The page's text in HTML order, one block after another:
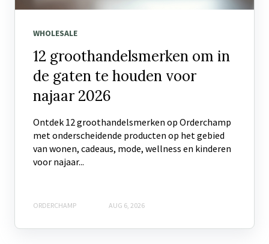
WHOLESALE
12 groothandelsmerken om in
de gaten te houden voor
najaar 2026
Ontdek 12 groothandelsmerken op Orderchamp
met onderscheidende producten op het gebied
van wonen, cadeaus, mode, wellness en kinderen
voor najaar...
ORDERCHAMP AUG 6, 2026